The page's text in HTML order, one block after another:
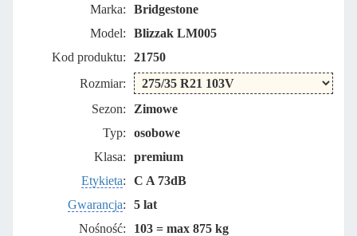
Marka:
Bridgestone
Model:
Blizzak LM005
Kod produktu:
21750
Rozmiar:
Sezon:
Zimowe
Typ:
osobowe
Klasa:
premium
Etykieta:
C A 73dB
Gwarancja:
5 lat
Nośność:
103 = max 875 kg